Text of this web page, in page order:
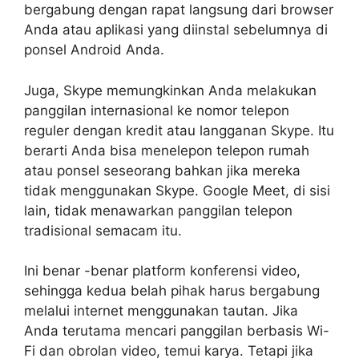
bergabung dengan rapat langsung dari browser
Anda atau aplikasi yang diinstal sebelumnya di
ponsel Android Anda.
Juga, Skype memungkinkan Anda melakukan
panggilan internasional ke nomor telepon
reguler dengan kredit atau langganan Skype. Itu
berarti Anda bisa menelepon telepon rumah
atau ponsel seseorang bahkan jika mereka
tidak menggunakan Skype. Google Meet, di sisi
lain, tidak menawarkan panggilan telepon
tradisional semacam itu.
Ini benar -benar platform konferensi video,
sehingga kedua belah pihak harus bergabung
melalui internet menggunakan tautan. Jika
Anda terutama mencari panggilan berbasis Wi-
Fi dan obrolan video, temui karya. Tetapi jika